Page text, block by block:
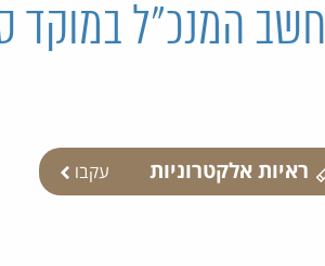
המנכ"ל במוקד
ראיות אלקטרוניות עקבו